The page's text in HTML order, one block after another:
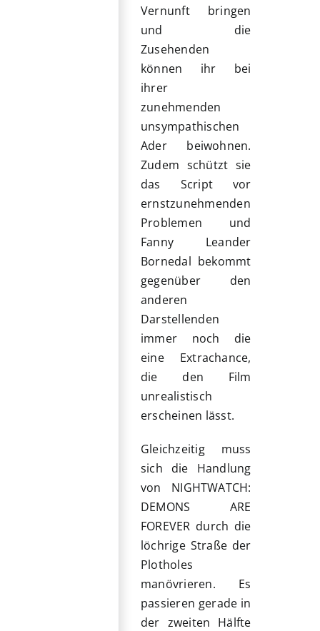
Vernunft bringen
und die
Zusehenden
können ihr bei
ihrer
zunehmenden
unsympathischen
Ader beiwohnen.
Zudem schützt sie
das Script vor
ernstzunehmenden
Problemen und
Fanny Leander
Bornedal bekommt
gegenüber den
anderen
Darstellenden
immer noch die
eine Extrachance,
die den Film
unrealistisch
erscheinen lässt.
Gleichzeitig muss
sich die Handlung
von NIGHTWATCH:
DEMONS ARE
FOREVER durch die
löchrige Straße der
Plotholes
manövrieren. Es
passieren gerade in
der zweiten Hälfte